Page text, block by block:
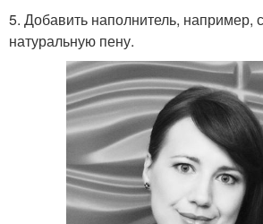
5. Добавить наполнитель, например,
натуральную пену.